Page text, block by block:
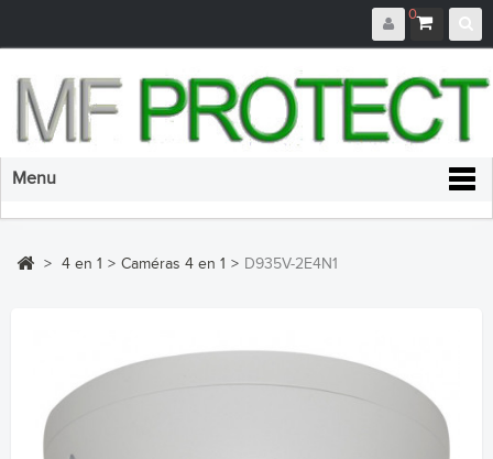
0
Menu
> 4 en 1 > Caméras 4 en 1 > D935V-2E4N1